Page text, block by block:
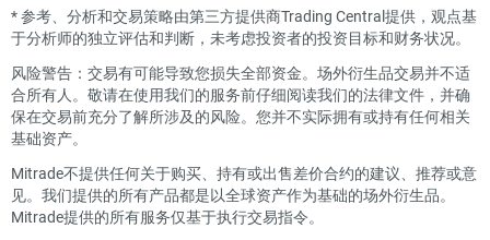
*参考、分析和交易策略由第三方提供商Trading Central提供，观点基
于分析师的独立评估和判断，未考虑投资者的投资目标和财务状况。
风险警告：交易有可能导致您损失全部资金。场外衍生品交易并不适
合所有人。敬请在使用我们的服务前仔细阅读我们的法律文件，并确
保在交易前充分了解所涉及的风险。您并不实际拥有或持有任何相关
基础资产。
Mitrade不提供任何关于购买、持有或出售差价合约的建议、推荐或意
见。我们提供的所有产品都是以全球资产作为基础的场外衍生品。
Mitrade提供的所有服务仅基于执行交易指令。